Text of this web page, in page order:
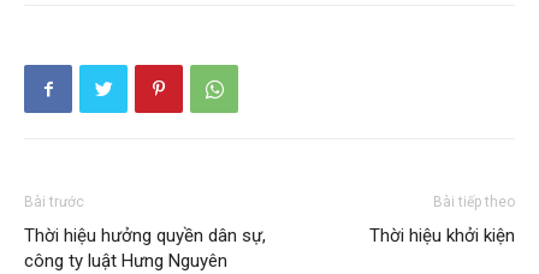
Bài trước
Thời hiệu hưởng quyền dân sự,
công ty luật Hưng Nguyên
Bài tiếp theo
Thời hiệu khởi kiện